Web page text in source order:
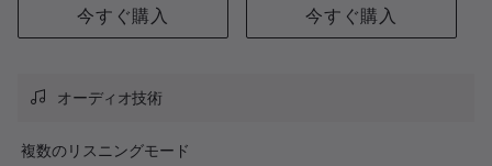
今すぐ購入
オーディオ技術
複数のリスニングモード
今すぐ購入